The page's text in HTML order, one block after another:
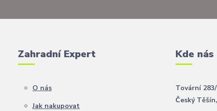
Zahradní Expert
O nás
Jak nakupovat
Kde
Tovární
Český